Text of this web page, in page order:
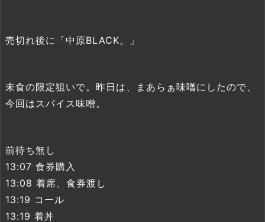
売切れ後に「中原BLACK。」
未食の限定狙いで。昨日は、まあらぁ味噌にしたので、
今回はスパイス味噌。
前待ち無し
13:07 食券購入
13:08 着席、食券渡し
13:19 コール
13:19 着丼